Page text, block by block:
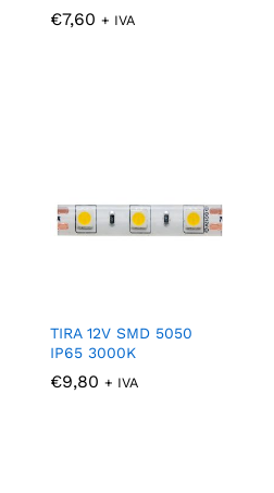
€7,60 + IVA
€7,60
TIRA 12V SMD 5050
IP65 3000K
€9,80 + IVA
€9,80